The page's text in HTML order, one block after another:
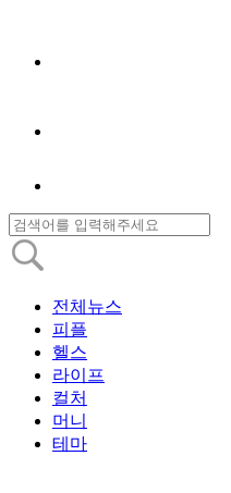
전체뉴스
피플
헬스
라이프
컬처
머니
테마